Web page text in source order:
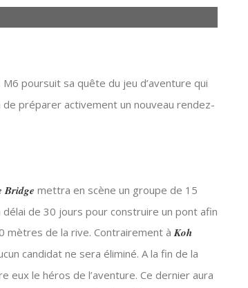
M6 poursuit sa quête du jeu d’aventure qui
préparer activement un nouveau rendez-
Bridge mettra en scène un groupe de 15
de 30 jours pour construire un pont afin
mètres de la rive. Contrairement àKoh
candidat ne sera éliminé. A la fin de la
le héros de l’aventure. Ce dernier aura